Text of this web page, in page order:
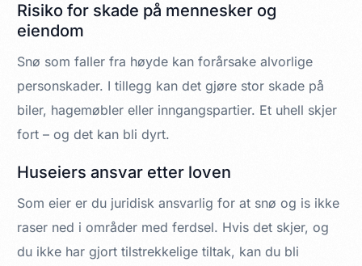
Risiko for skade på mennesker og
eiendom
Snø som faller fra høyde kan forårsake alvorlige
personskader. I tillegg kan det gjøre stor skade på
biler, hagemøbler eller inngangspartier. Et uhell skjer
fort – og det kan bli dyrt.
Huseiers ansvar etter loven
Som eier er du juridisk ansvarlig for at snø og is ikke
raser ned i områder med ferdsel. Hvis det skjer, og
du ikke har gjort tilstrekkelige tiltak, kan du bli